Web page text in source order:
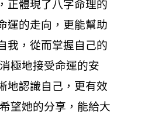
正體現了八字命理的
運的走向，更能幫助
我，從而掌握自己的
極地接受命運的安
地認識自己，更有效
望她的分享，能給大